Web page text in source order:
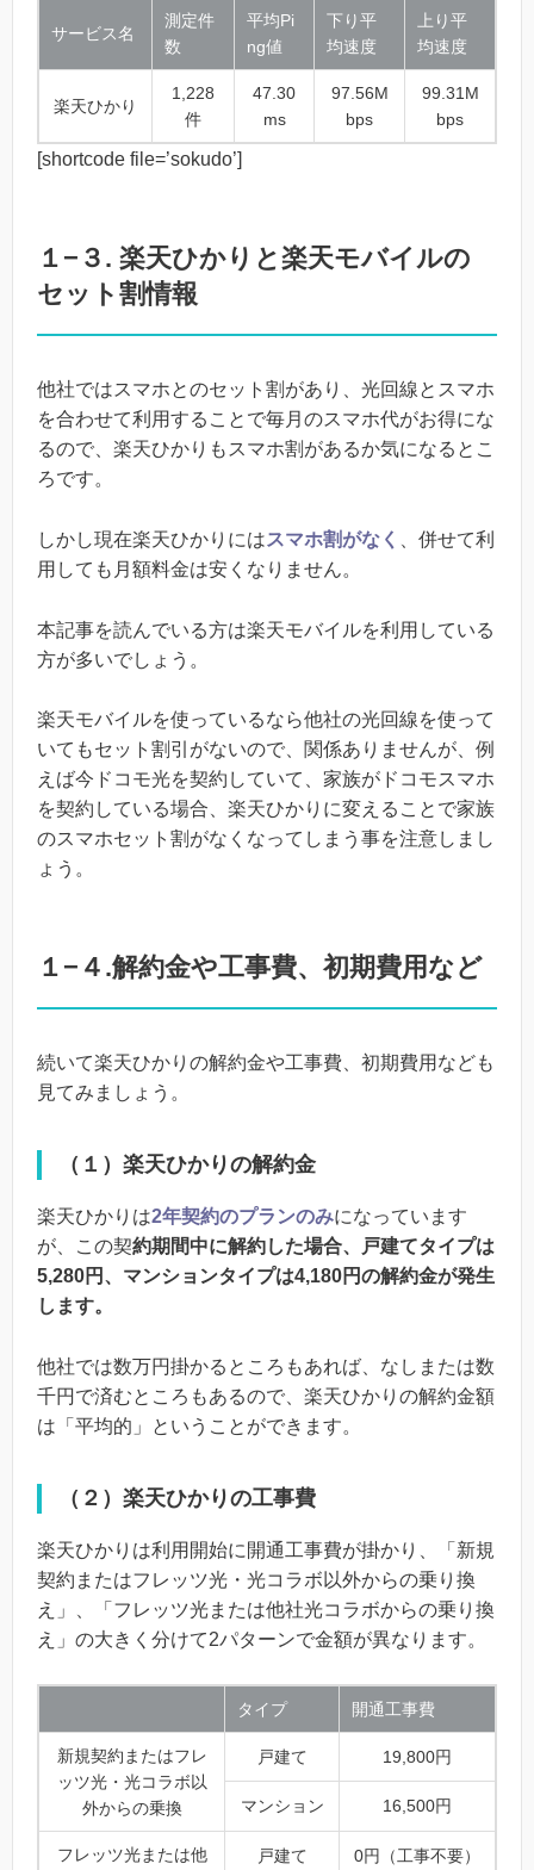
サービス名
測定件
数
平均Pi
ng値
下り平
均速度
上り平
均速度
楽天ひかり
1,228
件
47.30
ms
97.56M
bps
99.31M
bps
[shortcode file=’sokudo’]
１−３. 楽天ひかりと楽天モバイルの
セット割情報
他社ではスマホとのセット割があり、光回線とスマホ
を合わせて利用することで毎月のスマホ代がお得にな
るので、楽天ひかりもスマホ割があるか気になるとこ
ろです。
しかし現在楽天ひかりにはスマホ割がなく
、併せて利
用しても月額料金は安くなりません。
本記事を読んでいる方は楽天モバイルを利用している
方が多いでしょう。
楽天モバイルを使っているなら他社の光回線を使って
いてもセット割引がないので、関係ありませんが、例
えば今ドコモ光を契約していて、家族がドコモスマホ
を契約している場合、楽天ひかりに変えることで家族
のスマホセット割がなくなってしまう事を注意しまし
ょう。
１−４.解約金や工事費、初期費用など
続いて楽天ひかりの解約金や工事費、初期費用なども
見てみましょう。
（１）楽天ひかりの解約金
楽天ひかりは2年契約のプランのみになっています
が、この契約期間中に解約した場合、戸建てタイプは
5,280円、マンションタイプは4,180円の解約金が発生
します。
他社では数万円掛かるところもあれば、なしまたは数
千円で済むところもあるので、楽天ひかりの解約金額
は「平均的」ということができます。
（２）楽天ひかりの工事費
楽天ひかりは利用開始に開通工事費が掛かり、「新規
契約またはフレッツ光・光コラボ以外からの乗り換
え」、「フレッツ光または他社光コラボからの乗り換
え」の大きく分けて2パターンで金額が異なります。
タイプ 開通工事費
新規契約またはフレ
ッツ光・光コラボ以
外からの乗換
戸建て 19,800円
マンション 16,500円
フレッツ光または他
戸建て 0円（工事不要）